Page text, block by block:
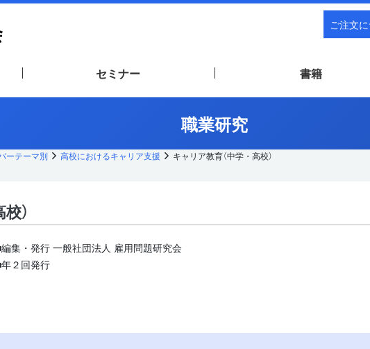
ご注文
セミナー 書籍
職業研究
ーテーマ別 高校におけるキャリア支援 キャリア教育（中学・高校）
）
集・発行 一般社団法人 雇用問題研究会
２回発行